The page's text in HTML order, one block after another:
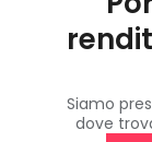
Siamo
dove